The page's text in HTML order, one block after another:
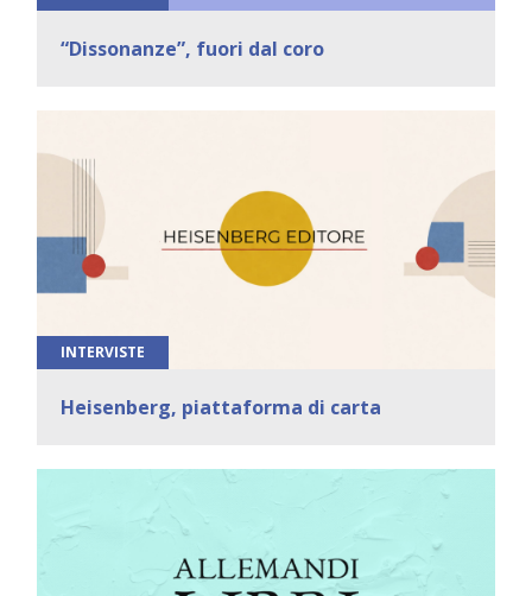
“Dissonanze”, fuori dal coro
INTERVISTE
Heisenberg, piattaforma di carta